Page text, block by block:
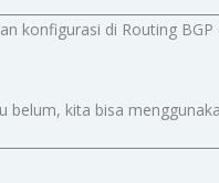
konfigurasi di Routing
belum, kita bisa